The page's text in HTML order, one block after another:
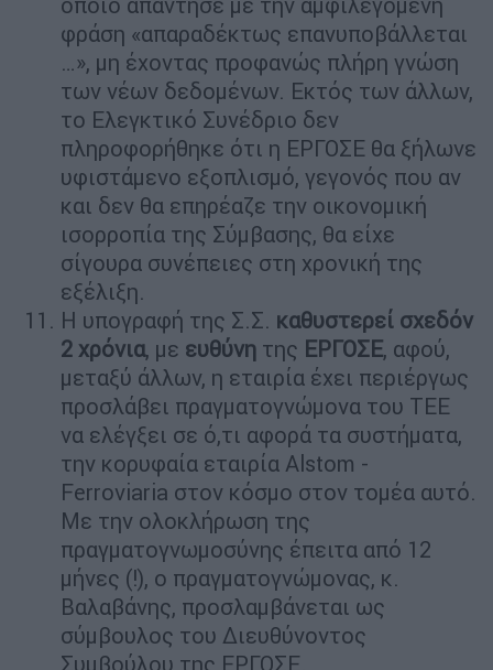
φράση «απαραδέκτως επανυποβάλλεται
…», μη έχοντας προφανώς πλήρη γνώση
των νέων δεδομένων. Εκτός των άλλων,
το Ελεγκτικό Συνέδριο δεν
πληροφορήθηκε ότι η ΕΡΓΟΣΕ θα ξήλωνε
υφιστάμενο εξοπλισμό, γεγονός που αν
και δεν θα επηρέαζε την οικονομική
ισορροπία της Σύμβασης, θα είχε
σίγουρα συνέπειες στη χρονική της
εξέλιξη.
Η υπογραφή της Σ.Σ. καθυστερεί σχεδόν
2 χρόνια, με ευθύνη της ΕΡΓΟΣΕ, αφού,
μεταξύ άλλων, η εταιρία έχει περιέργως
προσλάβει πραγματογνώμονα του ΤΕΕ
να ελέγξει σε ό,τι αφορά τα συστήματα,
την κορυφαία εταιρία Alstom -
Ferroviaria στον κόσμο στον τομέα αυτό.
Με την ολοκλήρωση της
πραγματογνωμοσύνης έπειτα από 12
μήνες (!), ο πραγματογνώμονας, κ.
Βαλαβάνης, προσλαμβάνεται ως
σύμβουλος του Διευθύνοντος
Συμβούλου της ΕΡΓΟΣΕ.